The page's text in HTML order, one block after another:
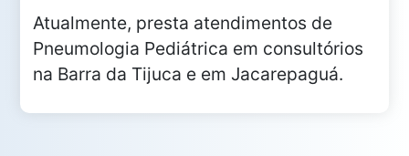
Atualmente, presta atendimentos de
Pneumologia Pediátrica em consultórios
na Barra da Tijuca e em Jacarepaguá.